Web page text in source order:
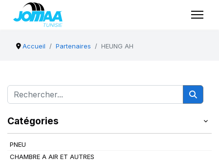
Accueil Partenaires HEUNG AH
Catégories
PNEU
CHAMBRE A AIR ET AUTRES